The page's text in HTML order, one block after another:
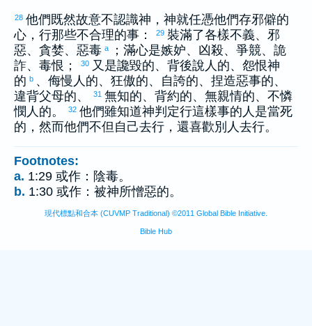
28 他們既然故意不認識神，神就任憑他們存邪僻的
心，行那些不合理的事：
29 裝滿了各樣不義、邪
惡、貪婪、惡毒 a
；滿心是嫉妒、凶殺、爭競、詭
詐、毒恨；
30 又是讒毀的、背後說人的、怨恨神
的 b 、侮慢人的、狂傲的、自誇的、捏造惡事的、
違背父母的、
31 無知的、背約的、無親情的、不憐
憫人的。
32 他們雖知道神判定行這樣事的人是當死
的，然而他們不但自己去行，還喜歡別人去行。
Footnotes:
a. 1:29 或作：陰毒。
b. 1:30 或作：被神所憎惡的。
現代標點和合本 (CUVMP Traditional) ©2011 Global Bible Initiative.
Bible Hub